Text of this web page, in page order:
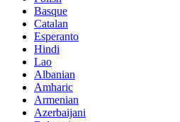
Basque
Catalan
Esperanto
Hindi
Lao
Albanian
Amharic
Armenian
Azerbaijani